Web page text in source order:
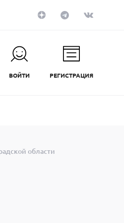
ВОЙТИ РЕГИСТРАЦИЯ
области